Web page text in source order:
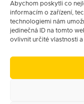
Abychom poskytli co
informacím o zařízení,
technologiemi nám
jedinečná ID na tomto
ovlivnit určité vlastnosti a